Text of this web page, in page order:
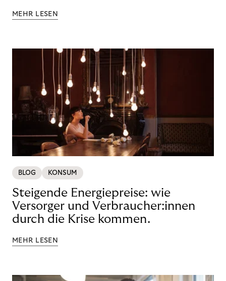
MEHR LESEN
BLOG KONSUM
Steigende Energiepreise: wie
Versorger und Verbraucher:innen
durch die Krise kommen.
MEHR LESEN